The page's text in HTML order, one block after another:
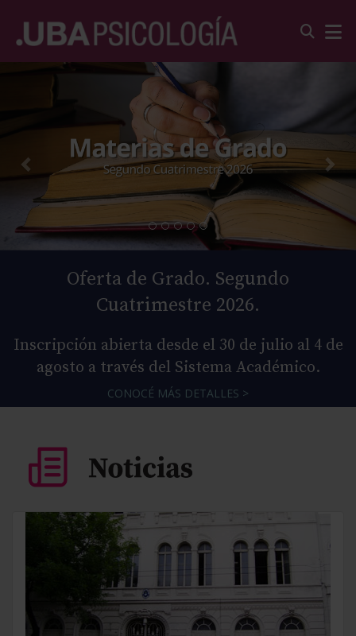
Oferta de Grado. Segundo
Cuatrimestre 2026.
Inscripción abierta desde el 30 de julio al 4 de
agosto a través del Sistema Académico.
CONOCÉ MÁS DETALLES >